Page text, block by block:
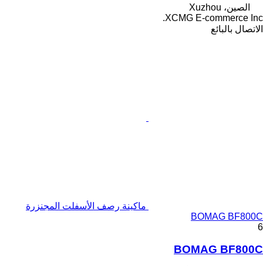
الصين، Xuzhou
XCMG E-commerce Inc.
الاتصال بالبائع
ماكينة رصف الأسفلت المجنزرة
BOMAG BF800C
6
BOMAG BF800C